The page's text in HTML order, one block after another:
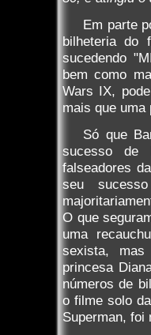
Em parte
bilheteria
sucedendo
bem como
Wars IX,
mais que uma
Só que
sucesso de
falseadores
seu
O que
uma
sexista,
princesa
números de
o filme solo
Superman, foi